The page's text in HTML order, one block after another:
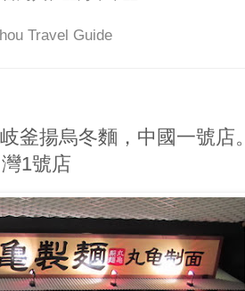
Travel Guide
釜揚烏冬麵，中國一號店。
1號店